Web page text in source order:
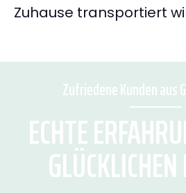
Zuhause transportiert
Zufriedene Kunden aus
ECHTE